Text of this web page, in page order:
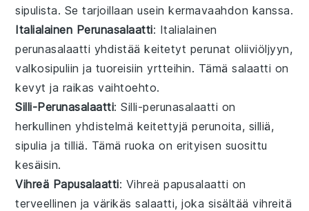
sipulista. Se tarjoillaan useinkermavaahdon kanssa.
Italialainen Perunasalaatti: Italialainen
perunasalaatti yhdistääkeitetyt perunat oliiviöljyyn,
valkosipuliin ja tuoreisiin yrtteihin. Tämäsalaatti on
kevyt ja raikas vaihtoehto.
Silli-Perunasalaatti: Silli-perunasalaatti on
herkullinen yhdistelmä keitettyjä perunoita, silliä,
sipulia ja tilliä. Tämäruoka on erityisen suosittu
kesäisin.
Vihreä Papusalaatti: Vihreä papusalaatti on
terveellinen ja värikässalaatti, joka sisältäävihreitä